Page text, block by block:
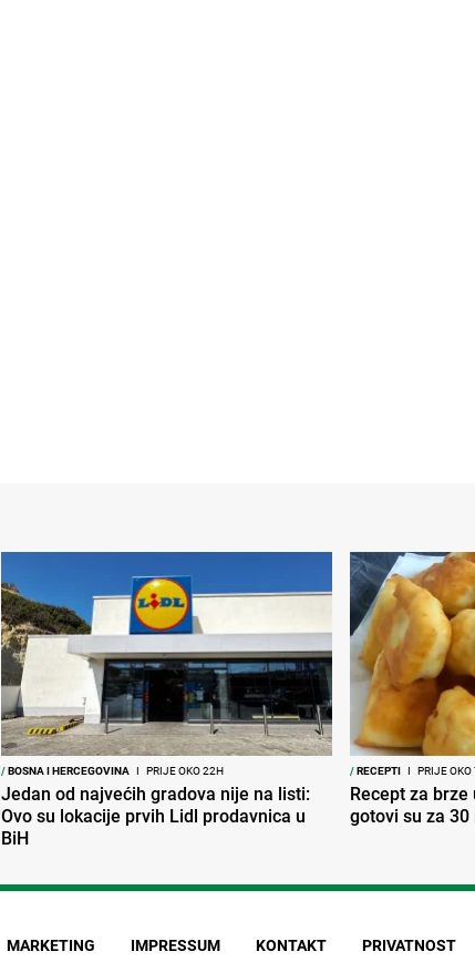
/BOSNA I HERCEGOVINA I PRIJE OKO 22H
Jedan od najvećih gradova nije na listi:
Ovo su lokacije prvih Lidl prodavnica u
BiH
/RECEPTI I PRIJE OKO
Recept za
gotovi su za 30
MARKETING IMPRESSUM KONTAKT PRIVATNOST